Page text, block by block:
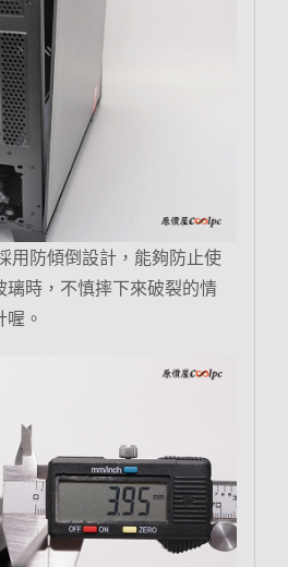
用防傾倒設計，能夠防止使
璃時，不慎摔下來破裂的情
。